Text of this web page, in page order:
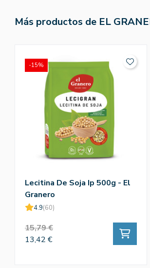
Más productos de EL
Lecitina De Soja Ip 500g - El
Granero
4.9(60)
15,79 €
13,42 €
-15%